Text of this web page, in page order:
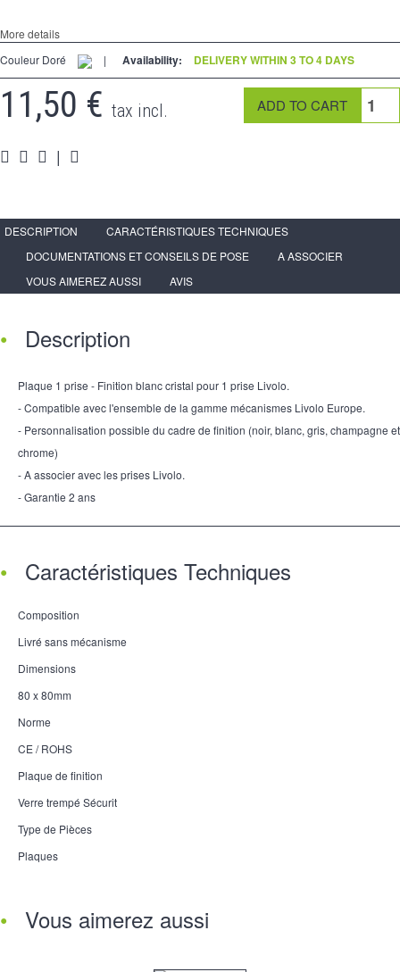
Media
More details
Couleur Doré
| Availability: DELIVERY WITHIN 3 TO 4 DAYS
11,50 € tax incl.
|
DESCRIPTION
CARACTÉRISTIQUES TECHNIQUES
DOCUMENTATIONS ET CONSEILS DE POSE
A ASSOCIER
VOUS AIMEREZ AUSSI
AVIS
Description
Plaque 1 prise - Finition blanc cristal pour 1 prise Livolo.
- Compatible avec l'ensemble de la gamme mécanismes Livolo Europe.
- Personnalisation possible du cadre de finition (noir, blanc, gris, champagne et
chrome)
- A associer avec les prises Livolo.
- Garantie 2 ans
Caractéristiques Techniques
Composition
Livré sans mécanisme
Dimensions
80 x 80mm
Norme
CE / ROHS
Plaque de finition
Verre trempé Sécurit
Type de Pièces
Plaques
Vous aimerez aussi